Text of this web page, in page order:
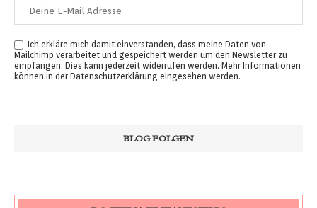
Ich erkläre mich damit einverstanden, dass meine Daten von
Mailchimp verarbeitet und gespeichert werden um den Newsletter zu
empfangen. Dies kann jederzeit widerrufen werden. Mehr Informationen
können in der Datenschutzerklärung eingesehen werden.